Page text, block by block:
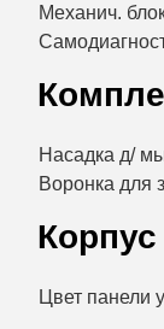
Механич.
Насадка д/
Воронка для
Корпус
Цвет панели